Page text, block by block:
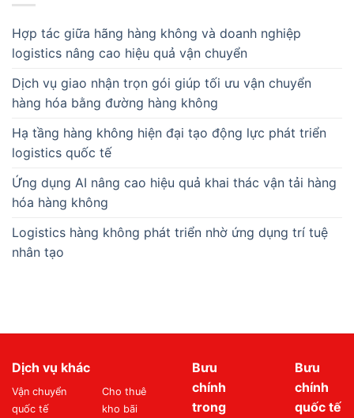
Hợp tác giữa hãng hàng không và doanh nghiệp
logistics nâng cao hiệu quả vận chuyển
Dịch vụ giao nhận trọn gói giúp tối ưu vận chuyển
hàng hóa bằng đường hàng không
Hạ tầng hàng không hiện đại tạo động lực phát triển
logistics quốc tế
Ứng dụng AI nâng cao hiệu quả khai thác vận tải hàng
hóa hàng không
Logistics hàng không phát triển nhờ ứng dụng trí tuệ
nhân tạo
Dịch vụ khác
Vận chuyển
quốc tế
Cho thuê
kho bãi
Bưu
chính
trong
Bưu
chính
quốc tế